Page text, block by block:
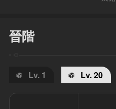
晉階
Lv. 1 Lv. 20